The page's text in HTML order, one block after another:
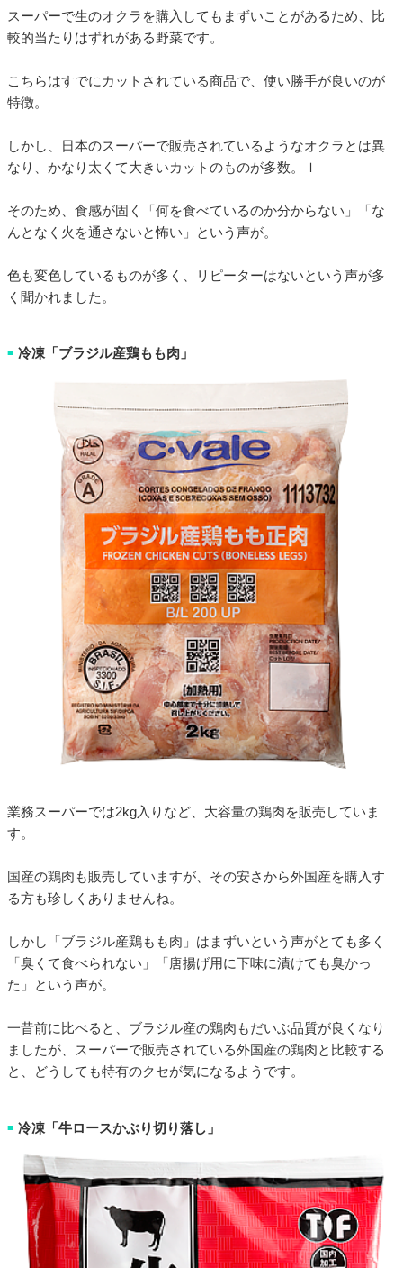
スーパーで生のオクラを購入してもまずいことがあるため、比
較的当たりはずれがある野菜です。
こちらはすでにカットされている商品で、使い勝手が良いのが
特徴。
しかし、日本のスーパーで販売されているようなオクラとは異
なり、かなり太くて大きいカットのものが多数。ｌ
そのため、食感が固く「何を食べているのか分からない」「な
んとなく火を通さないと怖い」という声が。
色も変色しているものが多く、リピーターはないという声が多
く聞かれました。
■ 冷凍「ブラジル産鶏もも肉」
業務スーパーでは2kg入りなど、大容量の鶏肉を販売していま
す。
国産の鶏肉も販売していますが、その安さから外国産を購入す
る方も珍しくありませんね。
しかし「ブラジル産鶏もも肉」はまずいという声がとても多く
「臭くて食べられない」「唐揚げ用に下味に漬けても臭かっ
た」という声が。
一昔前に比べると、ブラジル産の鶏肉もだいぶ品質が良くなり
ましたが、スーパーで販売されている外国産の鶏肉と比較する
と、どうしても特有のクセが気になるようです。
■ 冷凍「牛ロースかぶり切り落し」